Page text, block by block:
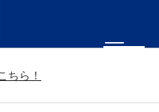
ちら！